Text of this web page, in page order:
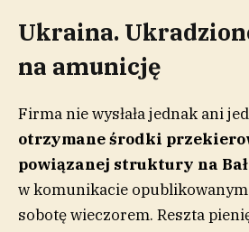
Ukraina.
na amunicję
Firma nie wysłała jednak ani
otrzymane środki
powiązanej struktury na
w komunikacie opublikowanym
sobotę wieczorem. Reszta